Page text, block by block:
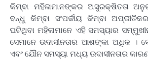
କିମ୍ବା ମହିଳାମାନଙ୍କର ଅସୁରକ୍ଷିତତା
ବନ୍ଧୁ କିମ୍ବା ସଂପର୍କୀୟ କିମ୍ବା
ଘଟିଥିବା ମହିଳାମାନେ ଏହି ସମସ୍ୟାର
ସେମାନେ ଉଦାସୀନତାର ଆଶଙ୍କା ଅଧିକ ।
ଏବଂ ଯୌନ ସମସ୍ୟା ମଧ୍ୟ ଉଦାସୀନତାର